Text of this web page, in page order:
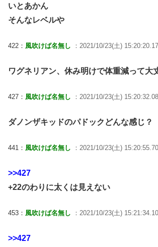
いとあかん
そんなレベルや
422： 風吹けば名無し ：2021/10/23(土)
ワグネリアン、休み明けで体重減って大
427： 風吹けば名無し ：2021/10/23(土)
ダノンザキッドのパドックどんな感じ？
441： 風吹けば名無し ：2021/10/23(土)
>>427
+22のわりに太くは見えない
453： 風吹けば名無し ：2021/10/23(土)
>>427